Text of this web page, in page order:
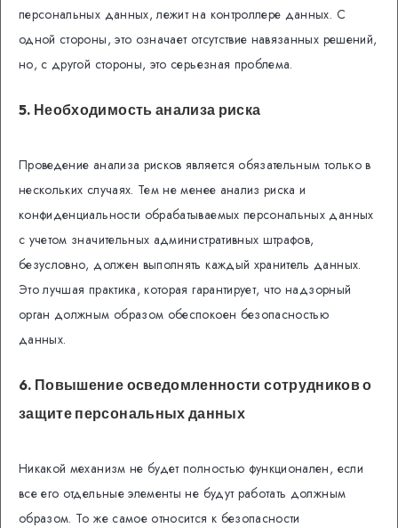
персональных данных, лежит на контроллере данных. С
одной стороны, это означает отсутствие навязанных решений,
но, с другой стороны, это серьезная проблема.
5. Необходимость анализа риска
Проведение анализа рисков является обязательным только в
нескольких случаях. Тем не менее анализ риска и
конфиденциальности обрабатываемых персональных данных
с учетом значительных административных штрафов,
безусловно, должен выполнять каждый хранитель данных.
Это лучшая практика, которая гарантирует, что надзорный
орган должным образом обеспокоен безопасностью
данных.
6. Повышение осведомленности сотрудников о
защите персональных данных
Никакой механизм не будет полностью функционален, если
все его отдельные элементы не будут работать должным
образом. То же самое относится к безопасности